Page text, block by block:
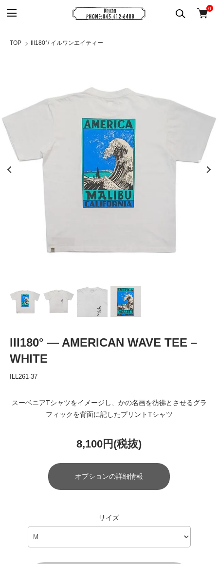
0
TOP Ill180°/ イルワンエイティー
Ill180° — AMERICAN WAVE TEE –
WHITE
ILL261-37
スーベニアTシャツをイメージし、かの名画を彷彿とさせるグラ
フィックを背面に記したプリントTシャツ
8,100円(税抜)
オプションの詳細情報
サイズ